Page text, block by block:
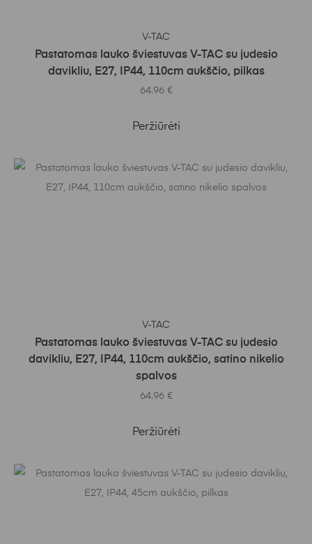
V-TAC
Pastatomas lauko šviestuvas V-TAC su judesio
davikliu, E27, IP44, 110cm aukščio, pilkas
64.96 €
Peržiūrėti
V-TAC
Pastatomas lauko šviestuvas V-TAC su judesio
davikliu, E27, IP44, 110cm aukščio, satino nikelio
spalvos
64.96 €
Peržiūrėti